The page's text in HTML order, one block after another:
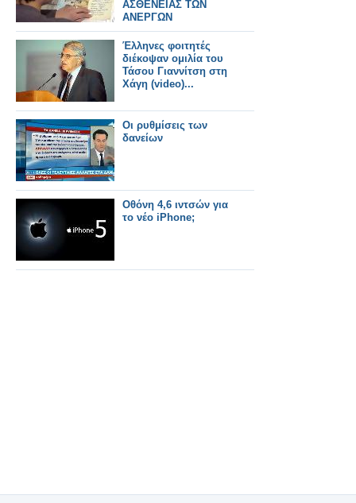
ΑΣΘΕΝΕΙΑΣ ΤΩΝ
ΑΝΕΡΓΩΝ
Έλληνες φοιτητές
διέκοψαν ομιλία του
Τάσου Γιαννίτση στη
Χάγη (video)...
Οι ρυθμίσεις των
δανείων
Οθόνη 4,6 ιντσών για
το νέο iPhone;